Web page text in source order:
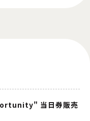
当日券販売